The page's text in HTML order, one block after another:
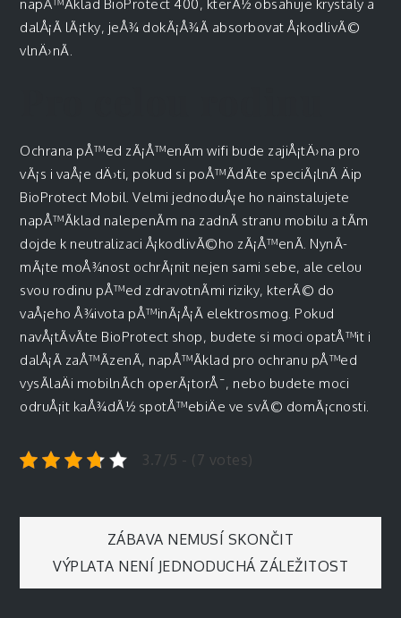
napÅ™Ã­klad BioProtect 400, kterÃ½ obsahuje krystaly a
dalÅ¡Ã­ lÃ¡tky, jeÅ¾ dokÃ¡Å¾Ã­ absorbovat Å¡kodlivÃ©
vlnÄ›nÃ­.
Ochrana pÅ™ed zÃ¡Å™enÃ­m wifi bude zajiÅ¡tÄ›na pro
vÃ¡s i vaÅ¡e dÄ›ti, pokud si poÅ™Ã­dÃ­te speciÃ¡lnÃ­ Äip
BioProtect Mobil. Velmi jednoduÅ¡e ho nainstalujete
napÅ™Ã­klad nalepenÃ­m na zadnÃ­ stranu mobilu a tÃ­m
dojde k neutralizaci Å¡kodlivÃ©ho zÃ¡Å™enÃ­. NynÃ­
mÃ¡te moÅ¾nost ochrÃ¡nit nejen sami sebe, ale celou
svou rodinu pÅ™ed zdravotnÃ­mi riziky, kterÃ© do
vaÅ¡eho Å¾ivota pÅ™inÃ¡Å¡Ã­ elektrosmog. Pokud
navÅ¡tÃ­vÃ­te BioProtect shop, budete si moci opatÅ™it i
dalÅ¡Ã­ zaÅ™Ã­zenÃ­, napÅ™Ã­klad pro ochranu pÅ™ed
vysÃ­laÄi mobilnÃ­ch operÃ¡torÅ¯, nebo budete moci
odruÅ¡it kaÅ¾dÃ½ spotÅ™ebiÄe ve svÃ© domÃ¡cnosti.
3.7/5 - (7 votes)
Navigace
pro
ZÁBAVA NEMUSÍ SKONČIT
VÝPLATA NENÍ JEDNODUCHÁ ZÁLEŽITOST